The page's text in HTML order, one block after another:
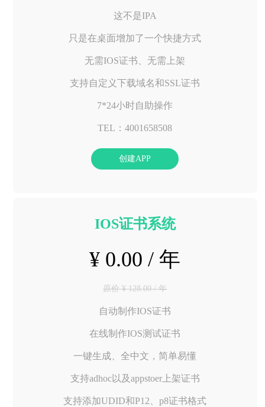
这不是IPA
只是在桌面增加了一个快捷方式
无需IOS证书、无需上架
支持自定义下载域名和SSL证书
7*24小时自助操作
TEL：4001658508
创建APP
IOS证书系统
¥ 0.00 / 年
原价 ¥ 128.00 / 年
自动制作IOS证书
在线制作IOS测试证书
一键生成、全中文，简单易懂
支持adhoc以及appstoer上架证书
支持添加UDID和P12、p8证书格式